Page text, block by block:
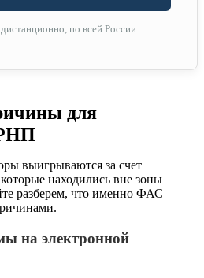
по всей России.
для
выигрываются за счет
находились вне зоны
разберем, что именно ФАС
на электронной